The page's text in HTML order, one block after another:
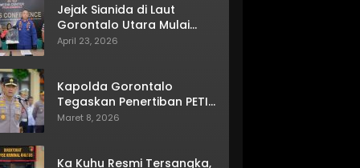
Jejak Sianida di Laut
Gorontalo Utara Mulai
Terkuak
April 23, 2026
Kapolda Gorontalo
Tegaskan Penertiban PETI
Terus Berjalan
Maret 8, 2026
Ka Kuhu Resmi Tersangka,